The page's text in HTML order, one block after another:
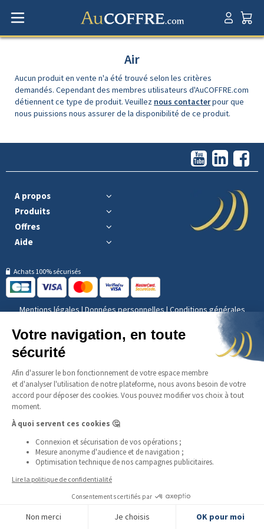
FILTRER LES PRODUITS
Air
Aucun produit en vente n'a été trouvé selon les critères
demandés. Cependant des membres utilisateurs d'AuCOFFRE.com
détiennent ce type de produit. Veuillez nous contacterpour que
nous puissions nous assurer de la disponibilité de ce produit.
A propos
Produits
Offres
Aide
Achats 100% sécurisés
Mentions légales | Données personnelles | Conditions générales
© AuCOFFRE 2026 | Tous droits reservés